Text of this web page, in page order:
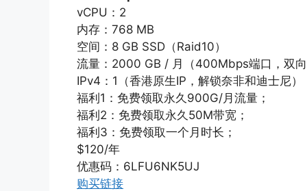
vCPU：2
内存：768 MB
空间：8 GB SSD（Raid10）
流量：2000 GB / 月（400Mbps端口，双向
IPv4：1（香港原生IP，解锁奈非和迪士尼）
福利1：免费领取永久900G/月流量；
福利2：免费领取永久50M带宽；
福利3：免费领取一个月时长；
$120/年
优惠码：6LFU6NK5UJ
购买链接